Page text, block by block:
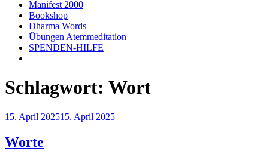
Manifest 2000
Bookshop
Dharma Words
Übungen Atemmeditation
SPENDEN-HILFE
Schlagwort: Wort
Veröffentlicht
15. April 202515. April 2025
Worte